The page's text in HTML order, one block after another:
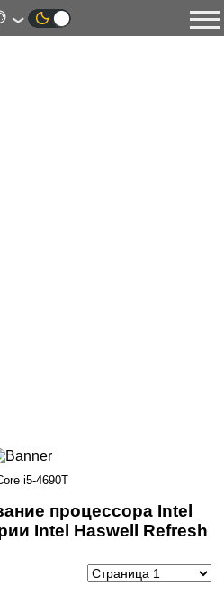
i5-4690T
процессора Intel
Intel Haswell Refresh